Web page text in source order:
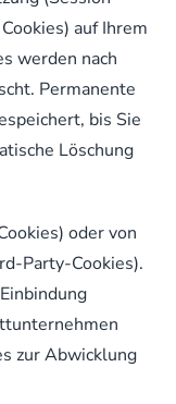
auf Ihrem
werden nach
Permanente
bis Sie
Löschung
oder von
Party-Cookies).
zur Abwicklung